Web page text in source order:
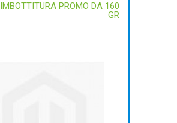
IMBOTTITURA PROMO DA 160
GR